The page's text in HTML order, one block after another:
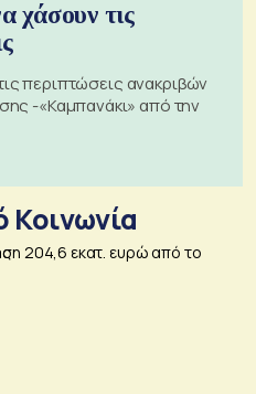
χάσουν τις
περιπτώσεις ανακριβών
-«Καμπανάκι» από την
Κοινωνία